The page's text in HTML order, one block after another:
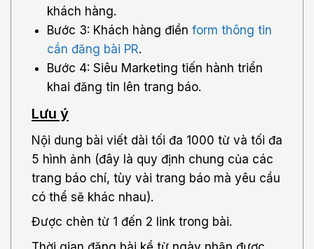
khách hàng.
Bước 3: Khách hàng điềnform thông tin
cần đăng bài PR.
Bước 4: Siêu Marketing tiến hành triển
khai đăng tin lên trang báo.
Lưu ý
Nội dung bài viết dài tối đa 1000 từ và tối đa
5 hình ảnh (đây là quy định chung của các
trang báo chí, tùy vài trang báo mà yêu cầu
có thể sẽ khác nhau).
Được chèn từ 1 đến 2 link trong bài.